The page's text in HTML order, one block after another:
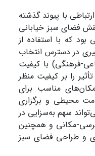
با پیوند گذشته
فضای سبز خیابانی
که با استفاده از
بود که به روش نمونه‌گیری در دسترس انتخاب
فرهنگی) با کیفیت
دارد. به طوری که عامل دسترسی-مکانی با ضریب همبستگی 79/0 بیشترین تأثیر را بر کیفیت منظر
ارتباط با سیستم حمل‌ونقل همگانی با میانگین 89/4 و مؤلفه مکان‌های مناسب برای
و سلامت محیطی و برگزاری
سهم به‌سزایی در
مکانی و همچنین
و طراحی فضای سبز